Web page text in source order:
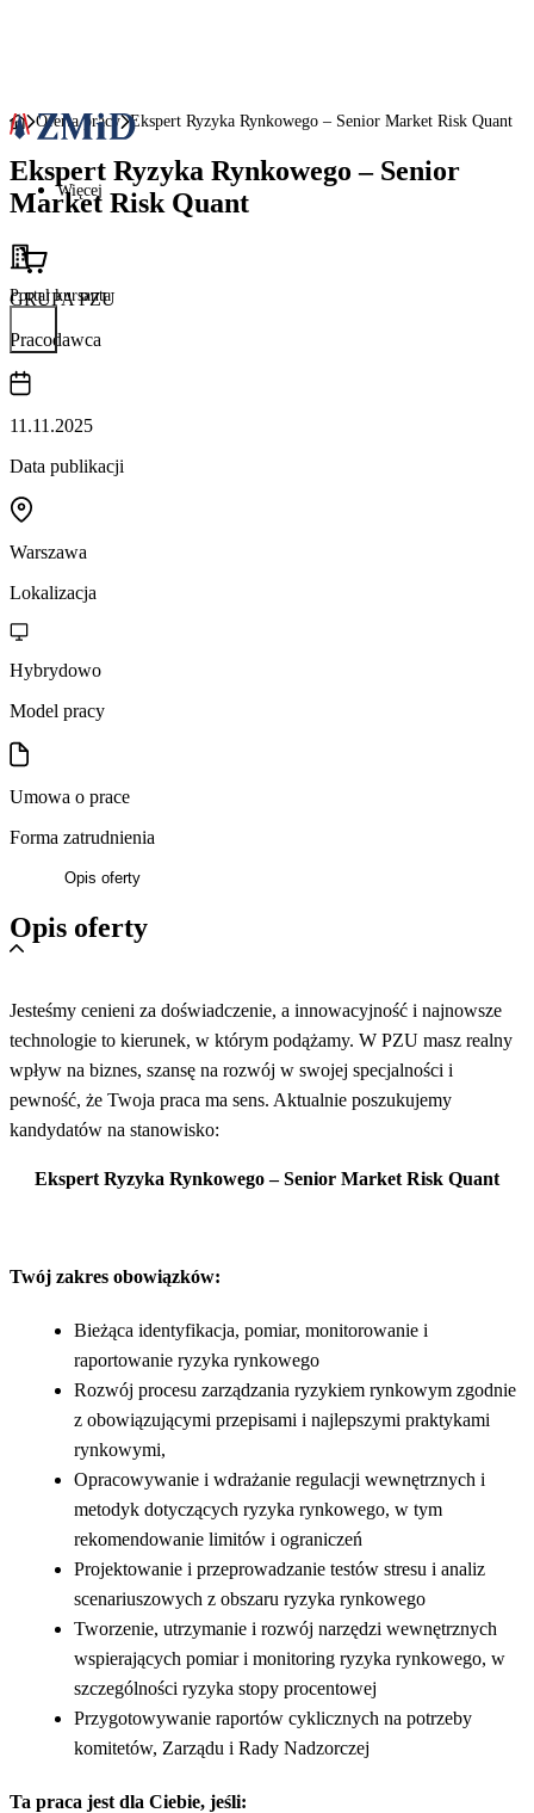
Więcej
Portal kursanta
Oferta pracy Ekspert Ryzyka Rynkowego – Senior Market Risk Quant
Ekspert Ryzyka Rynkowego – Senior
Market Risk Quant
GRUPA PZU
Pracodawca
11.11.2025
Data publikacji
Warszawa
Lokalizacja
Hybrydowo
Model pracy
Umowa o prace
Forma zatrudnienia
Opis oferty
Opis oferty
Jesteśmy cenieni za doświadczenie, a innowacyjność i najnowsze
technologie to kierunek, w którym podążamy. W PZU masz realny
wpływ na biznes, szansę na rozwój w swojej specjalności i
pewność, że Twoja praca ma sens. Aktualnie poszukujemy
kandydatów na stanowisko:
Ekspert Ryzyka Rynkowego – Senior Market Risk Quant
Twój zakres obowiązków:
Bieżąca identyfikacja, pomiar, monitorowanie i
raportowanie ryzyka rynkowego
Rozwój procesu zarządzania ryzykiem rynkowym zgodnie
z obowiązującymi przepisami i najlepszymi praktykami
rynkowymi,
Opracowywanie i wdrażanie regulacji wewnętrznych i
metodyk dotyczących ryzyka rynkowego, w tym
rekomendowanie limitów i ograniczeń
Projektowanie i przeprowadzanie testów stresu i analiz
scenariuszowych z obszaru ryzyka rynkowego
Tworzenie, utrzymanie i rozwój narzędzi wewnętrznych
wspierających pomiar i monitoring ryzyka rynkowego, w
szczególności ryzyka stopy procentowej
Przygotowywanie raportów cyklicznych na potrzeby
komitetów, Zarządu i Rady Nadzorczej
Ta praca jest dla Ciebie, jeśli: